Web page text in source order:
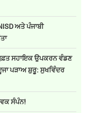
ਅਤੇ ਪੰਜਾਬੀ
ਸਹਾਇਕ ਉਪਕਰਨ ਵੰਡਣ
ਪੜਾਅ ਸ਼ੁਰੂ: ਸੁਖਵਿੰਦਰ
ਸੰਪੰਨ!